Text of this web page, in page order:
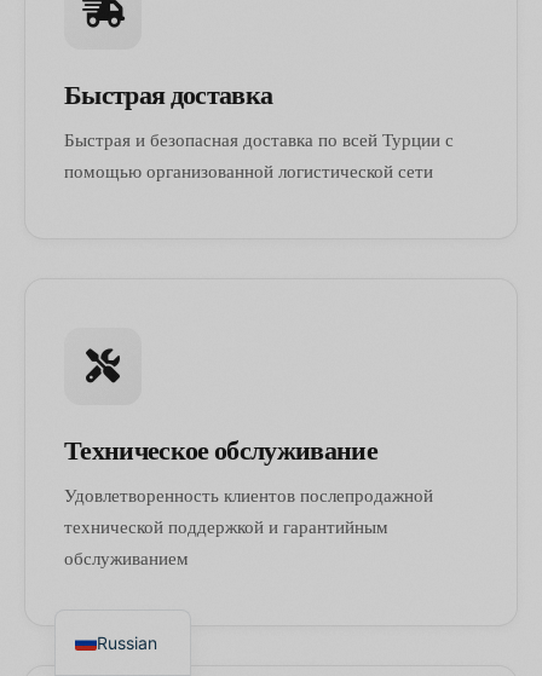
Быстрая доставка
Быстрая и безопасная доставка по всей Турции с
помощью организованной логистической сети
Техническое обслуживание
Удовлетворенность клиентов послепродажной
технической поддержкой и гарантийным
обслуживанием
Russian
English
German